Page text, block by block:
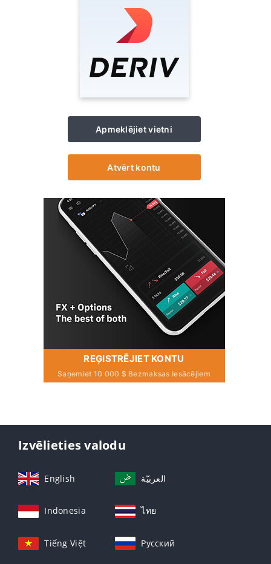
Apmeklējiet vietni
Atvērt kontu
REĢISTRĒJIET KONTU
Saņemiet 10 000 $ Bezmaksas Iesācējiem
Izvēlieties valodu
English العربيّة
Indonesia ไทย
Tiếng Việt Русский